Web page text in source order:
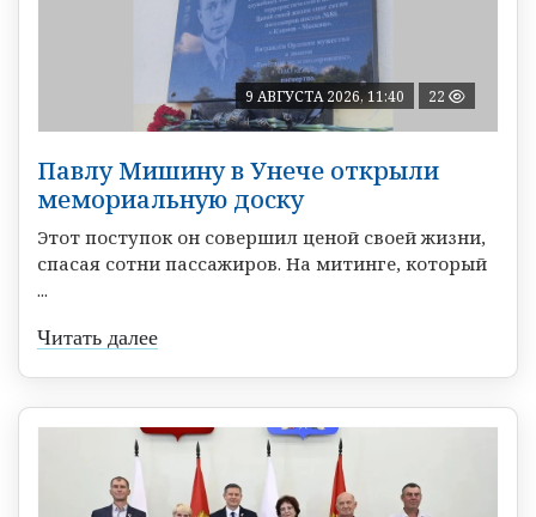
9 АВГУСТА 2026, 11:40 22
Павлу Мишину в Унече открыли
мемориальную доску
Этот поступок он совершил ценой своей жизни,
спасая сотни пассажиров. На митинге, который
...
Читать далее